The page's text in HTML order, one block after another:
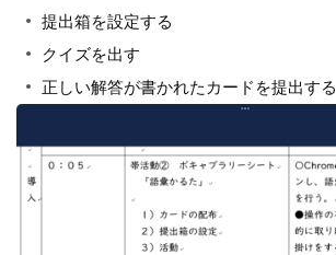
提出箱を設定する
クイズを出す
正しい解答が書かれたカードを提出する